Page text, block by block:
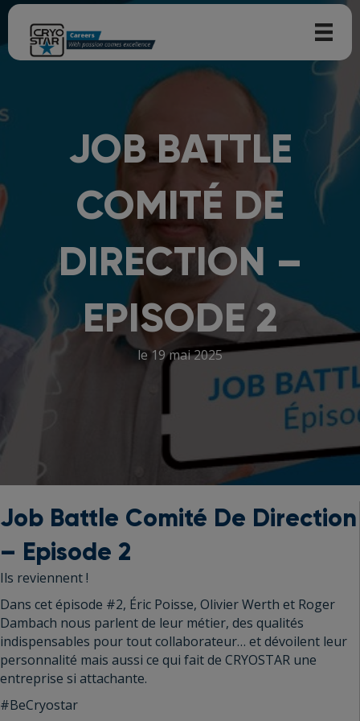
JOB BATTLE
COMITÉ DE
DIRECTION –
EPISODE 2
le 19 mai 2025
Job Battle Comité De Direction
– Episode 2
Ils reviennent !
Dans cet épisode #2, Éric Poisse, Olivier Werth et Roger
Dambach nous parlent de leur métier, des qualités
indispensables pour tout collaborateur… et dévoilent leur
personnalité mais aussi ce qui fait de CRYOSTAR une
entreprise si attachante.
#BeCryostar